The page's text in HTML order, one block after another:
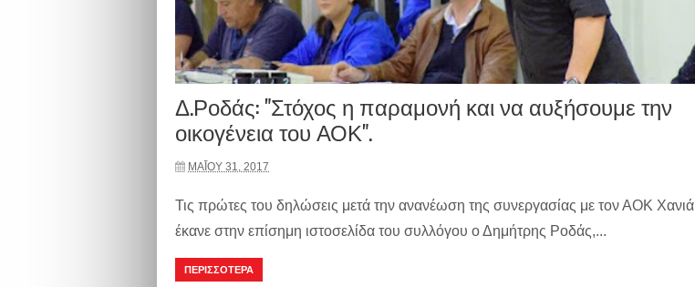
Δ.Ροδάς: "Στόχος η παραμονή και να αυξήσουμε την
οικογένεια του ΑΟΚ".
ΜΑΪ́ΟΥ 31, 2017
Τις πρώτες του δηλώσεις μετά την ανανέωση της συνεργασίας με τον ΑΟΚ Χανιά
έκανε στην επίσημη ιστοσελίδα του συλλόγου ο Δημήτρης Ροδάς,...
ΠΕΡΙΣΣΟΤΕΡΑ